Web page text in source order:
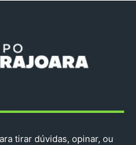
tirar dúvidas, opinar, ou